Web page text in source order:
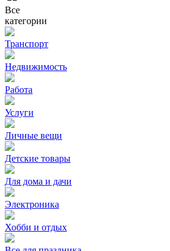
Все
категории
Транспорт
Недвижимость
Работа
Услуги
Личные вещи
Детские товары
Для дома и дачи
Электроника
Хобби и отдых